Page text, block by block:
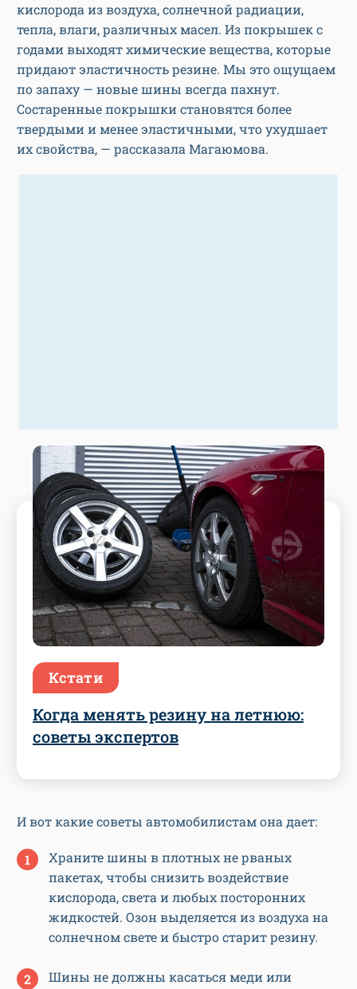
кислорода из воздуха, солнечной радиации,
тепла, влаги, различных масел. Из покрышек с
годами выходят химические вещества, которые
придают эластичность резине. Мы это ощущаем
по запаху — новые шины всегда пахнут.
Состаренные покрышки становятся более
твердыми и менее эластичными, что ухудшает
их свойства, — рассказала Магаюмова.
Кстати
Когда менять резину на летнюю:
советы экспертов
И вот какие советы автомобилистам она дает:
Храните шины в плотных не рваных
пакетах, чтобы снизить воздействие
кислорода, света и любых посторонних
жидкостей. Озон выделяется из воздуха на
солнечном свете и быстро старит резину.
Шины не должны касаться меди или